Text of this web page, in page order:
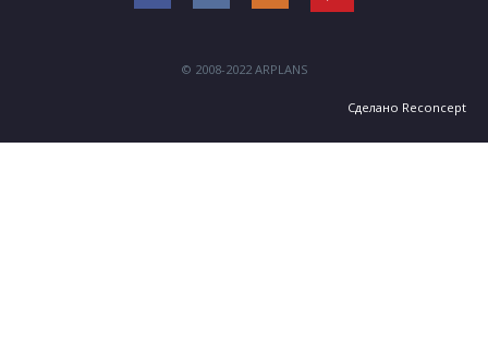
© 2008-2022 ARPLANS
Сделано Reconcept